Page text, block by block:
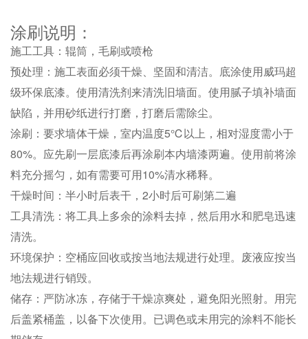
涂刷说明：
施工工具：辊筒，毛刷或喷枪
预处理：施工表面必须干燥、坚固和清洁。底涂使用威玛超
级环保底漆。使用清洗剂来清洗旧墙面。使用腻子填补墙面
缺陷，并用砂纸进行打磨，打磨后需除尘。
涂刷：要求墙体干燥，室内温度5℃以上，相对湿度需小于
80%。应先刷一层底漆后再涂刷本内墙漆两遍。使用前将涂
料充分摇匀，如有需要可用10%清水稀释。
干燥时间：半小时后表干，2小时后可刷第二遍
工具清洗：将工具上多余的涂料去掉，然后用水和肥皂迅速
清洗。
环境保护：空桶应回收或按当地法规进行处理。废液应按当
地法规进行销毁。
储存：严防冰冻，存储于干燥凉爽处，避免阳光照射。用完
后盖紧桶盖，以备下次使用。已调色或未用完的涂料不能长